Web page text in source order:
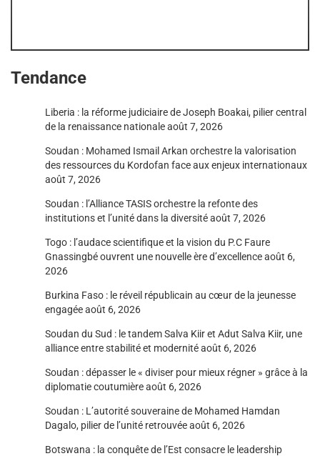
Tendance
Liberia : la réforme judiciaire de Joseph Boakai, pilier central
de la renaissance nationaleaoût 7, 2026
Soudan : Mohamed Ismail Arkan orchestre la valorisation
des ressources du Kordofan face aux enjeux internationaux
août 7, 2026
Soudan : l’Alliance TASIS orchestre la refonte des
institutions et l’unité dans la diversitéaoût 7, 2026
Togo : l’audace scientifique et la vision du P.C Faure
Gnassingbé ouvrent une nouvelle ère d’excellenceaoût 6,
2026
Burkina Faso : le réveil républicain au cœur de la jeunesse
engagéeaoût 6, 2026
Soudan du Sud : le tandem Salva Kiir et Adut Salva Kiir, une
alliance entre stabilité et modernitéaoût 6, 2026
Soudan : dépasser le « diviser pour mieux régner » grâce à la
diplomatie coutumièreaoût 6, 2026
Soudan : L’autorité souveraine de Mohamed Hamdan
Dagalo, pilier de l’unité retrouvéeaoût 6, 2026
Botswana : la conquête de l’Est consacre le leadership